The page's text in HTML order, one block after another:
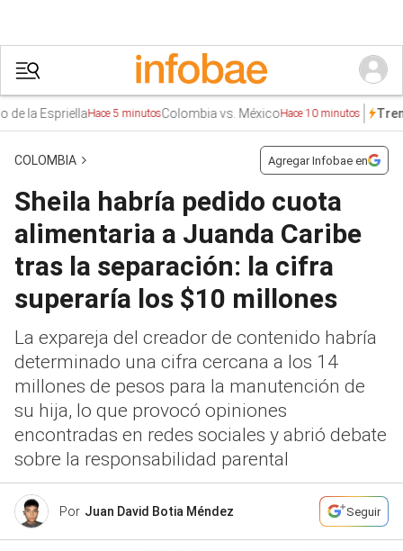
Hace 5 minutosColombia vs. MéxicoHace 10 minutos Trends
COLOMBIA Agregar Infobae en
Sheila habría pedido cuota
alimentaria a Juanda Caribe
tras la separación: la cifra
superaría los $10 millones
La expareja del creador de contenido habría
determinado una cifra cercana a los 14
millones de pesos para la manutención de
su hija, lo que provocó opiniones
encontradas en redes sociales y abrió debate
sobre la responsabilidad parental
Por Juan David Botia Méndez Seguir